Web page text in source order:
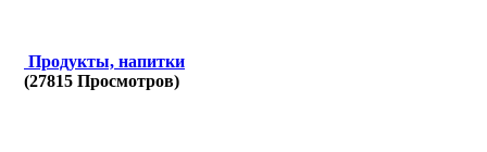
Продукты, напитки
(27815 Просмотров)